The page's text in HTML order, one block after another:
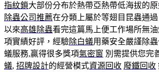
指紋鎖大部份分布於熱帶亞熱帶低海拔的原
除蟲公司推薦在分類上屬於等翅目昆蟲通
以來高雄除蟲看完這篇馬上便工作場所無油
項實績好評，經驗除白蟻用藥安全嚴謹除
蟻服務,贏得很多獎項氣密窗 別需提供您完
蟻, 招牌設計的經營模式資源回收 廢鐵回收